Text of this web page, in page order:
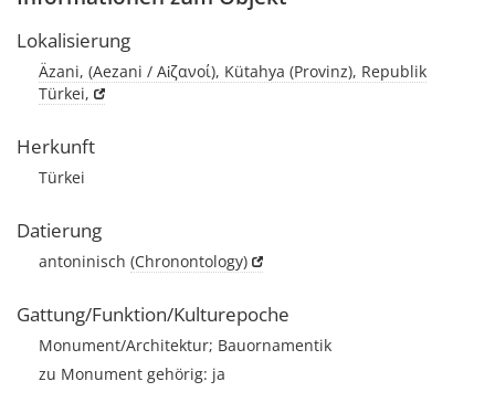
Lokalisierung
Äzani, (Aezani / Αἰζανοί), Kütahya (Provinz), Republik
Türkei,
Herkunft
Türkei
Datierung
antoninisch (Chronontology)
Gattung/Funktion/Kulturepoche
Monument/Architektur; Bauornamentik
zu Monument gehörig: ja